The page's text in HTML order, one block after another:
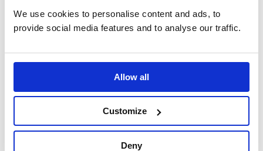
We use cookies to personalise content and ads, to
provide social media features and to analyse our traffic.
Allow all
Customize
Deny
Наш ИИ-советник подберёт подходящую степень именно для
вас.
IBCP Career-related Studies®
SUMAS Career-related Studies®
Бизнес и устойчивое развитие · 5 направлений